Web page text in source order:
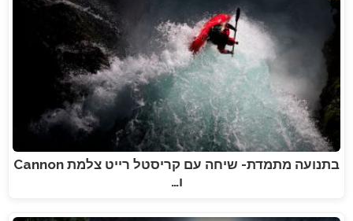
בתנועה מתמדת- שיחה עם קריסטל רייט צלמת Cannon
ו…